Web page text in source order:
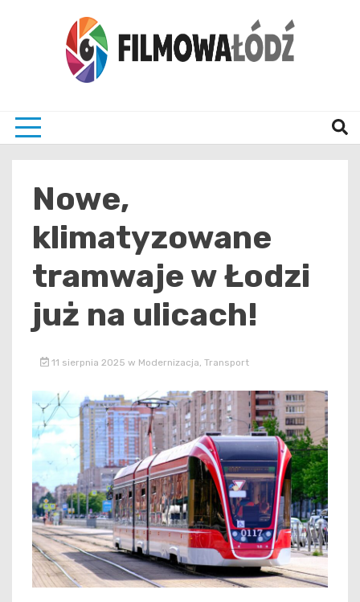
Nowe,
klimatyzowane
tramwaje w Łodzi
już na ulicach!
11 sierpnia 2025 w Modernizacja Transport